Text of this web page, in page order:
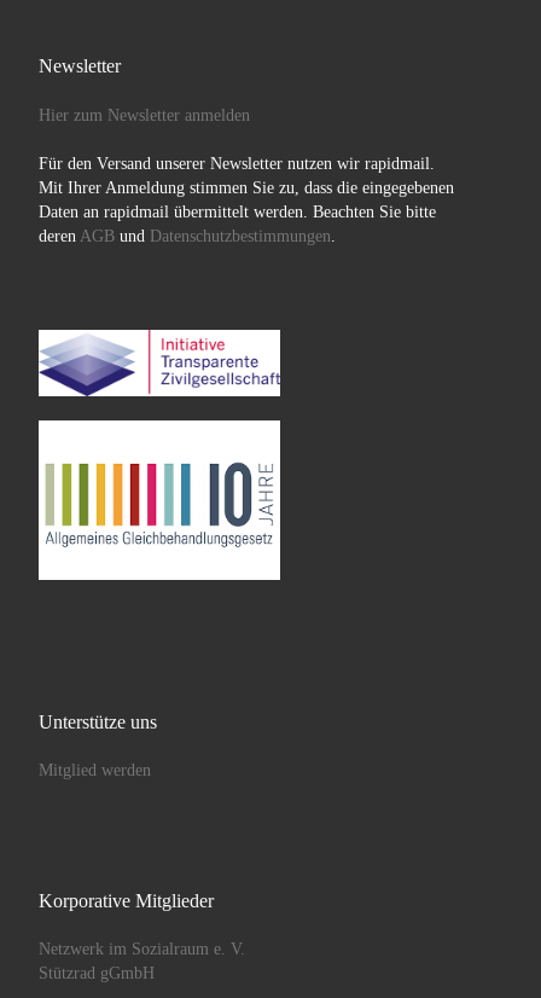
Newsletter
Hier zum Newsletter anmelden
Für den Versand unserer Newsletter nutzen wir rapidmail.
Mit Ihrer Anmeldung stimmen Sie zu, dass die eingegebenen
Daten an rapidmail übermittelt werden. Beachten Sie bitte
deren AGBund Datenschutzbestimmungen
Unterstütze uns
Mitglied werden
Korporative Mitglieder
Netzwerk im Sozialraum e. V.
Stützrad gGmbH